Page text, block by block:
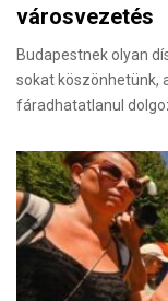
városvezetés
Budapestnek olyan
sokat köszönhetünk,
fáradhatatlanul